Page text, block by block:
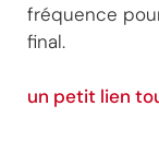
fréquence
final.
un petit lien